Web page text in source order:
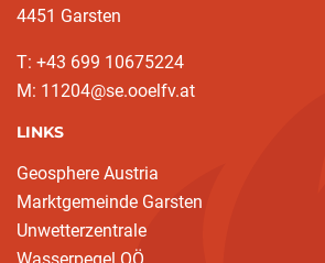
4451 Garsten
T: ‭+43 699 10675224‬
M: 11204@se.ooelfv.at
LINKS
Geosphere Austria
Marktgemeinde Garsten
Unwetterzentrale